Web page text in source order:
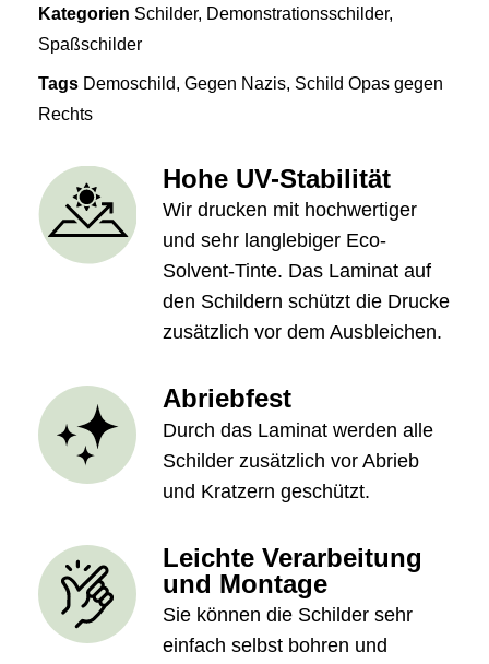
Kategorien Schilder, Demonstrationsschilder,
Spaßschilder
Tags Demoschild, Gegen Nazis, Schild Opas gegen
Rechts
Hohe UV-Stabilität
Wir drucken mit hochwertiger
und sehr langlebiger Eco-
Solvent-Tinte. Das Laminat auf
den Schildern schützt die Drucke
zusätzlich vor dem Ausbleichen.
Abriebfest
Durch das Laminat werden alle
Schilder zusätzlich vor Abrieb
und Kratzern geschützt.
Leichte Verarbeitung
und Montage
Sie können die Schilder sehr
einfach selbst bohren und